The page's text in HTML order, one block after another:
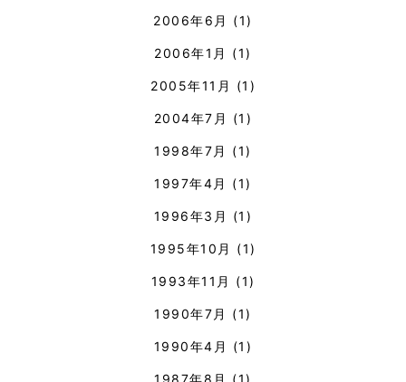
2006年6月 (1)
2006年1月 (1)
2005年11月 (1)
2004年7月 (1)
1998年7月 (1)
1997年4月 (1)
1996年3月 (1)
1995年10月 (1)
1993年11月 (1)
1990年7月 (1)
1990年4月 (1)